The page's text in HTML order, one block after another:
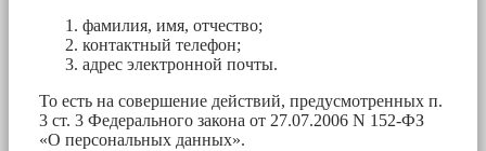
фамилия, имя, отчество;
контактный телефон;
адрес электронной почты.
То есть на совершение действий, предусмотренных п.
3 ст. 3 Федерального закона от 27.07.2006 N 152-ФЗ
«О персональных данных».